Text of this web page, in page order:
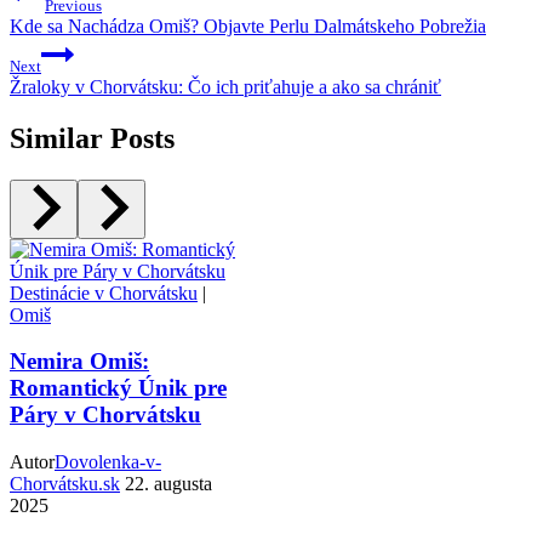
Previous
Kde sa Nachádza Omiš? Objavte Perlu Dalmátskeho Pobrežia
Next
Žraloky v Chorvátsku: Čo ich priťahuje a ako sa chrániť
Similar Posts
Destinácie v Chorvátsku |
Omiš
Nemira Omiš:
Romantický Únik pre
Páry v Chorvátsku
AutorDovolenka-v-
Chorvátsku.sk 22. augusta
2025